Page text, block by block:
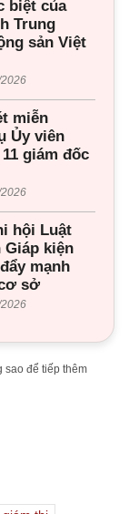
biệt của
Trung
sản Việt
miễn
Ủy viên
giám đốc
hội Luật
Giáp kiện
mạnh
sở
sao để tiếp thêm